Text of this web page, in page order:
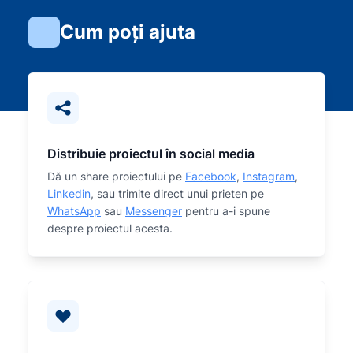
Cum poți ajuta
Distribuie proiectul în social media
Dă un share proiectului pe Facebook, Instagram,
Linkedin, sau trimite direct unui prieten pe
WhatsApp sau Messenger pentru a-i spune
despre proiectul acesta.